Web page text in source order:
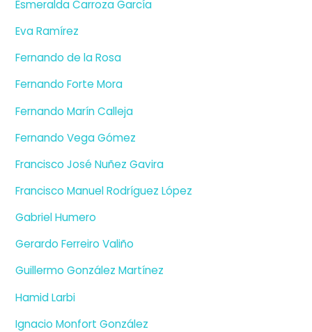
Esmeralda Carroza García
Eva Ramírez
Fernando de la Rosa
Fernando Forte Mora
Fernando Marín Calleja
Fernando Vega Gómez
Francisco José Nuñez Gavira
Francisco Manuel Rodríguez López
Gabriel Humero
Gerardo Ferreiro Valiño
Guillermo González Martínez
Hamid Larbi
Ignacio Monfort González